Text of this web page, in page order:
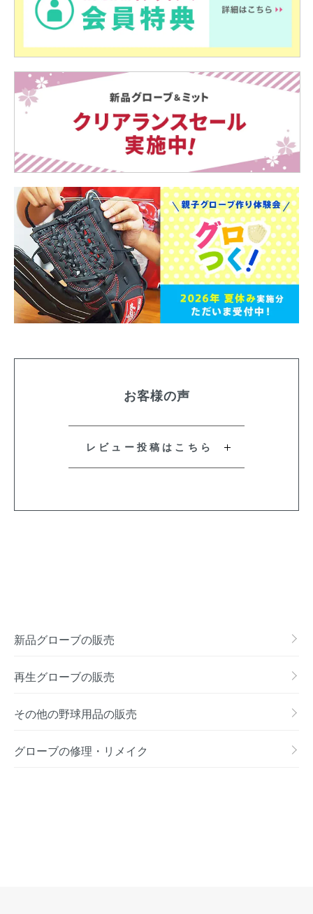
お客様の声
レビュー投稿はこちら
新品グローブの販売
再生グローブの販売
その他の野球用品の販売
グローブの修理・リメイク